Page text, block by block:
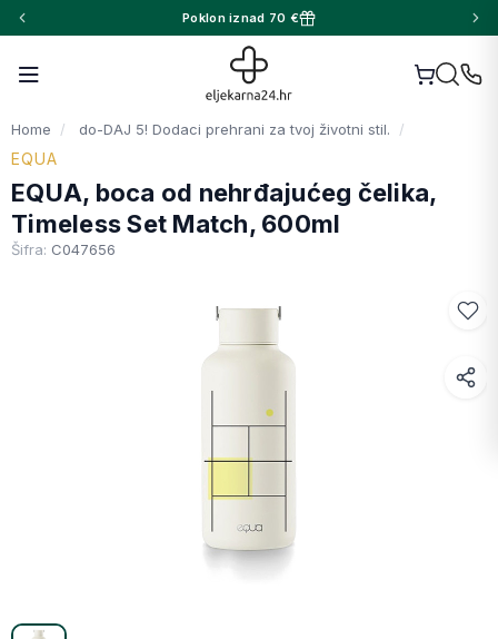
Poklon iznad 70 €
Home do-DAJ 5! Dodaci prehrani za tvoj životni stil.
EQUA
EQUA, boca od nehrđajućeg čelika,
Timeless Set Match, 600ml
Šifra: C047656